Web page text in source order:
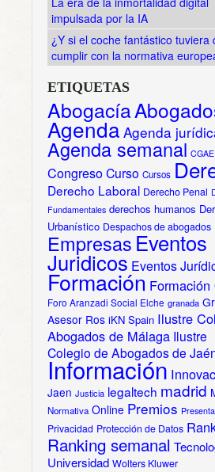
impulsada por la IA
¿Y si el coche fantástico tuviera
cumplir con la normativa
ETIQUETAS
Abogacía
Agenda Agenda
Agenda semanal CGAE
CongresoCurso Cursos
Derecho Laboral Derecho Penal
Fundamentales derechos humanos
Urbanístico Despachos de abogados
Empresas Eventos
Juridicos Eventos
Formación
Foro Aranzadi Social Elche granada
Asesor Ros iKN Spain Ilustre
Abogados de Málaga Ilustre
Colegio de Abogados de
Información
Jaen Justicia legaltech madrid
Normativa Online Premios
Privacidad Protección de Datos
Ranking semanal
Universidad Wolters Kluwer